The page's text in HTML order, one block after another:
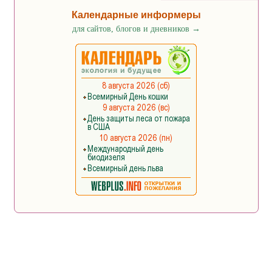
Календарные информеры
для сайтов, блогов и дневников →